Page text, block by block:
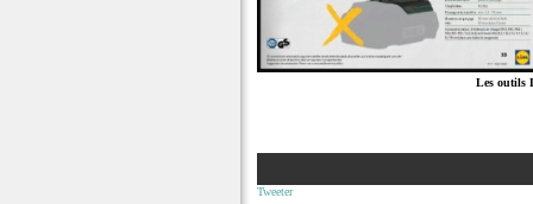
Les outils
Tweeter